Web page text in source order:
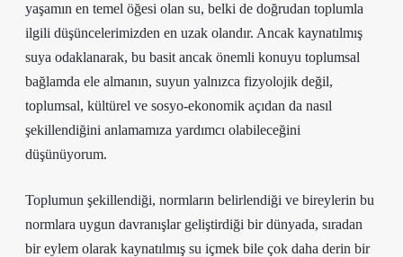
yaşamın en temel öğesi olan su, belki de doğrudan toplumla
ilgili düşüncelerimizden en uzak olandır. Ancak kaynatılmış
suya odaklanarak, bu basit ancak önemli konuyu toplumsal
bağlamda ele almanın, suyun yalnızca fizyolojik değil,
toplumsal, kültürel ve sosyo-ekonomik açıdan da nasıl
şekillendiğini anlamamıza yardımcı olabileceğini
düşünüyorum.
Toplumun şekillendiği, normların belirlendiği ve bireylerin bu
normlara uygun davranışlar geliştirdiği bir dünyada, sıradan
bir eylem olarak kaynatılmış su içmek bile çok daha derin bir